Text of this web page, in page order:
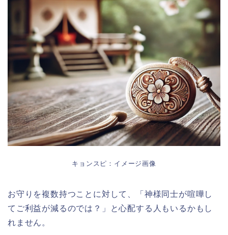
キョンスピ：イメージ画像
お守りを複数持つことに対して、「神様同士が喧嘩し
てご利益が減るのでは？」と心配する人もいるかもし
れません。